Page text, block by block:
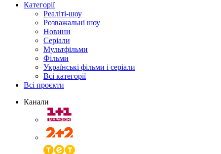
Категорії
Реаліті-шоу
Розважальні шоу
Новини
Серіали
Мультфільми
Фільми
Українські фільми і серіали
Всі категорії
Всі проєкти
Канали